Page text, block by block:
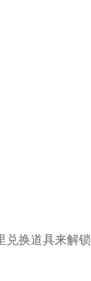
换道具来解